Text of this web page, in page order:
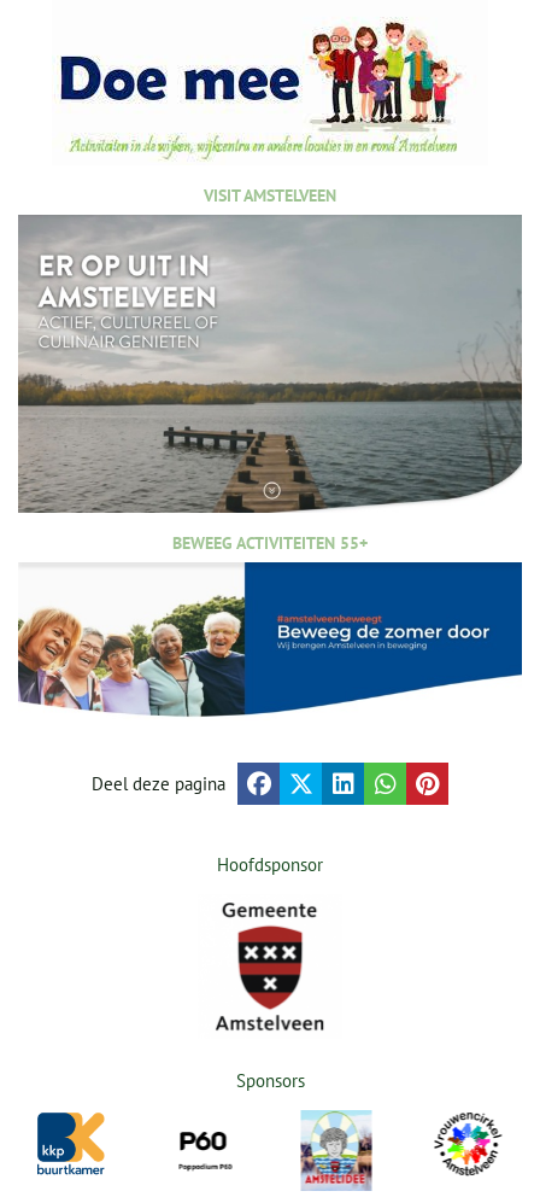
VISIT AMSTELVEEN
BEWEEG ACTIVITEITEN 55+
Deel deze pagina
Hoofdsponsor
Sponsors